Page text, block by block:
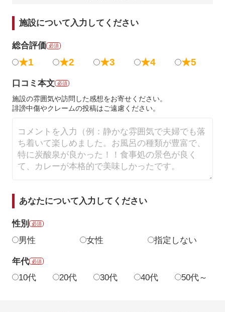
施設について入力してください
総合評価 必須
★1 ★2 ★3 ★4 ★5
口コミ本文 必須
施設の雰囲気や訪問した感想をお寄せください。
誹謗中傷やクレームの投稿はご遠慮ください。
あなたについて入力してください
性別 必須
男性 女性 指定しない
年代 必須
10代 20代 30代 40代 50代～